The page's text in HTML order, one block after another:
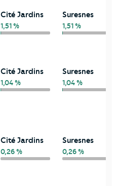
Cité Jardins
1,51 %
Suresnes
1,51 %
Cité Jardins
1,04 %
Suresnes
1,04 %
Cité Jardins
0,26 %
Suresnes
0,26 %